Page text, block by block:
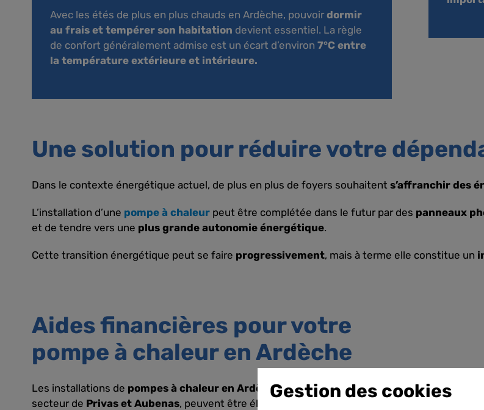
Avec les étés de plus en plus chauds en Ardèche, pouvoir dormir
au frais et tempérer son habitation devient essentiel. La règle
de confort généralement admise est un écart d’environ 7°C entre
la température extérieure et intérieure.
Une solution pour réduire votre
Dans le contexte énergétique actuel, de plus en plus de foyers souhaitent s’affranchir des
L’installation d’une pompe à chaleur peut être complétée dans le futur par des panneaux
et de tendre vers une plus grande autonomie énergétique.
Cette transition énergétique peut se faire progressivement, mais à terme elle constitue un
Aides financières pour votre
pompe à chaleur en Ardèche
Les installations de pompes à chaleur en Ardèche, notamment dans le
secteur de Privas et Aubenas, peuvent être éligibles à plusieurs aides
Gestion des cookies